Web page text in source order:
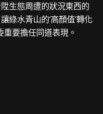
生態周遭的狀況東西的
綠水青山的‘高顏值’轉化
重要擔任同道表現。